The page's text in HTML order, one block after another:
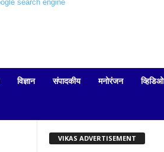
विज्ञान संपादकीय मनोरंजन व्हिडिओ
VIKAS ADVERTISEMENT